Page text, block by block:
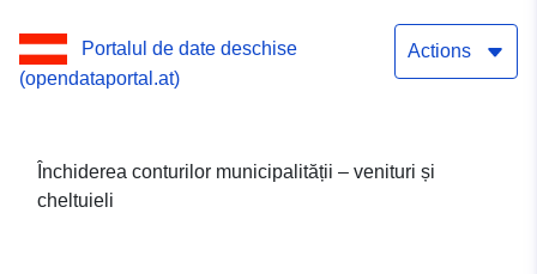
Portalul de date deschise
(opendataportal.at)
Actions
Închiderea conturilor municipalității – venituri și
cheltuieli